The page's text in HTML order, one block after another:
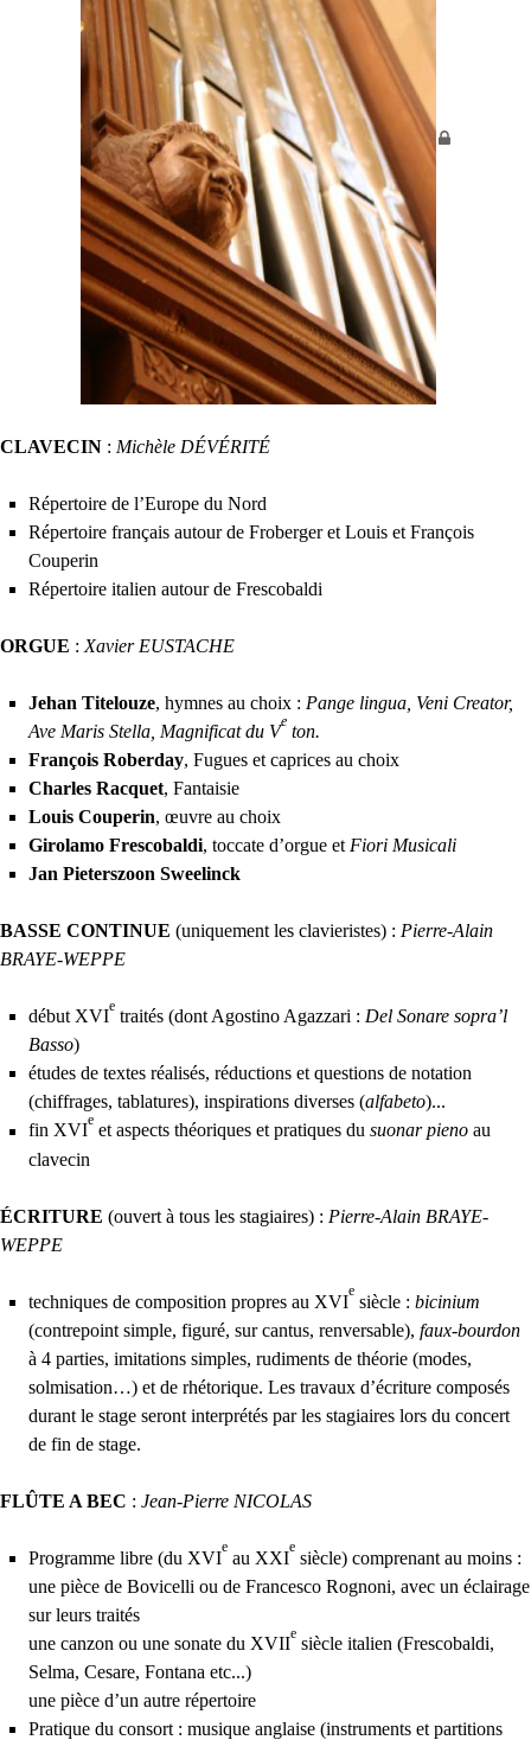
CLAVECIN : Michèle DÉVÉRITÉ
Répertoire de l’Europe du Nord
Répertoire français autour de Froberger et Louis et François
Couperin
Répertoire italien autour de Frescobaldi
ORGUE : Xavier EUSTACHE
Jehan Titelouze, hymnes au choix : Pange lingua, Veni Creator,
Ave Maris Stella, Magnificat du V
e
ton.
François Roberday, Fugues et caprices au choix
Charles Racquet, Fantaisie
Louis Couperin, œuvre au choix
Girolamo Frescobaldi, toccate d’orgue et Fiori Musicali
Jan Pieterszoon Sweelinck
BASSE CONTINUE (uniquement les clavieristes) : Pierre-Alain
BRAYE-WEPPE
début XVI
e
traités (dont Agostino Agazzari : Del Sonare sopra’l
Basso)
études de textes réalisés, réductions et questions de notation
(chiffrages, tablatures), inspirations diverses (alfabeto)...
fin XVI
e
et aspects théoriques et pratiques du suonar pieno au
clavecin
ÉCRITURE (ouvert à tous les stagiaires) : Pierre-Alain BRAYE-
WEPPE
techniques de composition propres au XVI
e
siècle : bicinium
(contrepoint simple, figuré, sur cantus, renversable), faux-bourdon
à 4 parties, imitations simples, rudiments de théorie (modes,
solmisation…) et de rhétorique. Les travaux d’écriture composés
durant le stage seront interprétés par les stagiaires lors du concert
de fin de stage.
FLÛTE A BEC : Jean-Pierre NICOLAS
Programme libre (du XVI
e
au XXI
e
siècle) comprenant au moins :
une pièce de Bovicelli ou de Francesco Rognoni, avec un éclairage
sur leurs traités
une canzon ou une sonate du XVII
e
siècle italien (Frescobaldi,
Selma, Cesare, Fontana etc...)
une pièce d’un autre répertoire
Pratique du consort : musique anglaise (instruments et partitions